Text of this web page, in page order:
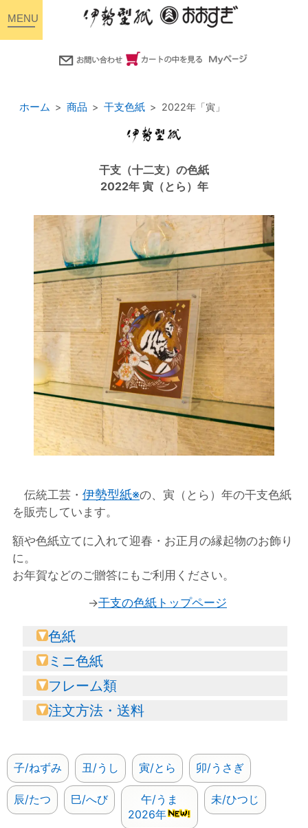
ホーム 商品 干支色紙 2022年「寅」
干支（十二支）の色紙
2022年 寅（とら）年
伝統工芸・ 伊勢型紙※の、寅（とら）年の干支色紙
を販売しています。
額や色紙立てに入れて迎春・お正月の縁起物のお飾り
に。
お年賀などのご贈答にもご利用ください。
→干支の色紙トップページ
色紙
ミニ色紙
フレーム類
注文方法・送料
子/ねずみ 丑/うし 寅/とら 卯/うさぎ
辰/たつ 巳/へび
午/うま
2026年
未/ひつじ
toggle
navigation